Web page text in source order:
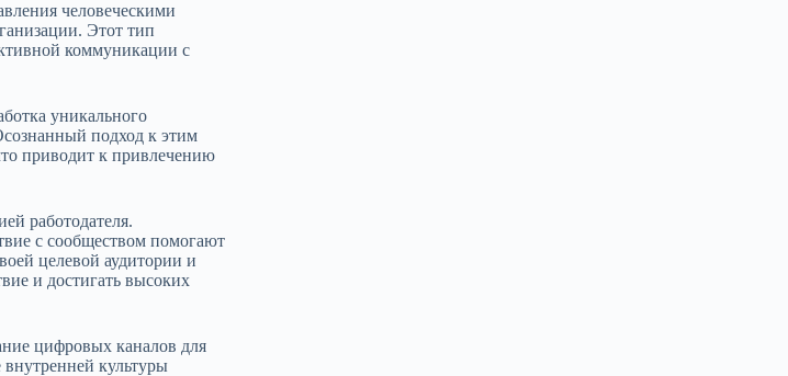
человеческими
Этот тип
коммуникации с
уникального
подход к этим
приводит к привлечению
работодателя.
с сообществом помогают
целевой аудитории и
и достигать высоких
цифровых каналов для
культуры